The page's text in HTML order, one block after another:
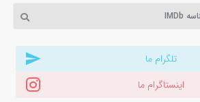
تلگرام ما
اینستاگرام ما